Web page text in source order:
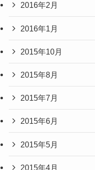
2016年2月
2016年1月
2015年10月
2015年8月
2015年7月
2015年6月
2015年5月
2015年4月